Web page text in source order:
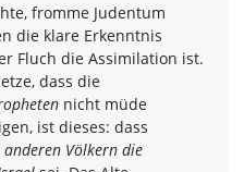
fromme Judentum
die klare Erkenntnis
Fluch die Assimilation ist.
dass die
nicht müde
ist dieses: dass
Völkern die